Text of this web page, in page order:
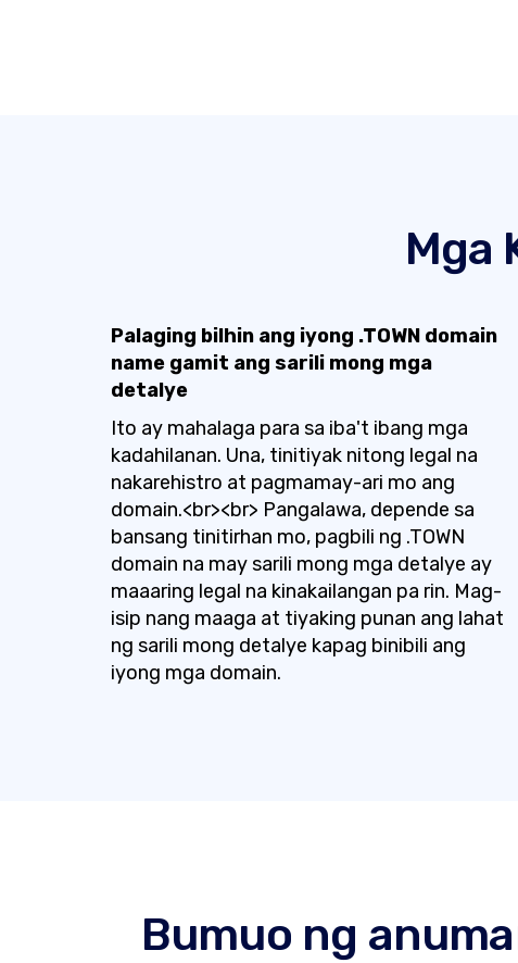
Mga
Palaging bilhin ang iyong .TOWN domain
name gamit ang sarili mong mga
detalye
Ito ay mahalaga para sa iba't ibang mga
kadahilanan. Una, tinitiyak nitong legal na
nakarehistro at pagmamay-ari mo ang
domain.<br><br> Pangalawa, depende sa
bansang tinitirhan mo, pagbili ng .TOWN
domain na may sarili mong mga detalye ay
maaaring legal na kinakailangan pa rin. Mag-
isip nang maaga at tiyaking punan ang lahat
ng sarili mong detalye kapag binibili ang
iyong mga domain.
Bumuo ng